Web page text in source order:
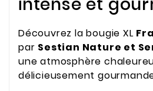
Découvrez la bougie XL
par Sestian Nature et
une atmosphère
délicieusement